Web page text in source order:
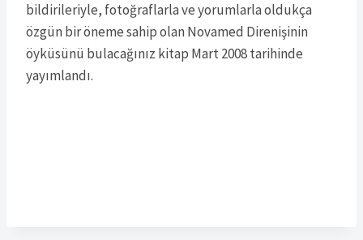
bildirileriyle, fotoğraflarla ve yorumlarla oldukça
özgün bir öneme sahip olan Novamed Direnişinin
öyküsünü bulacağınız kitap Mart 2008 tarihinde
yayımlandı.